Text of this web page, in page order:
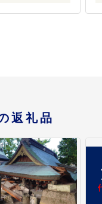
返礼品